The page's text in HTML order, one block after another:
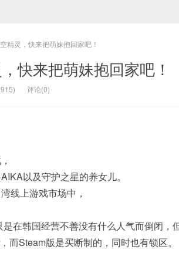
精灵，快来把萌妹抱回家吧！
快来把萌妹抱回家吧！
评论(0)
以及守护之星的养女儿。
线上游戏市场中，
在韩国经营不善没有什么人气而倒闭，
而Steam版是买断制的，同时也有锁区。